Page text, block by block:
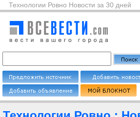
Технологии Ровно Новости за 30 дней